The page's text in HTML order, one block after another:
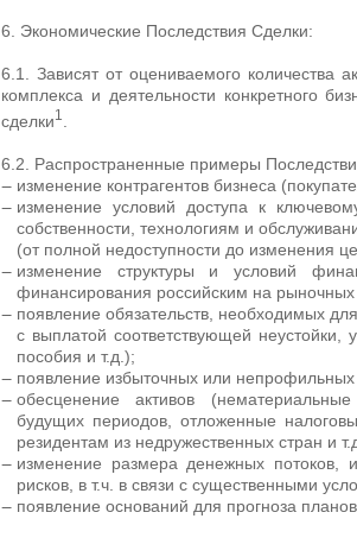
6. Экономические Последствия Сделки:
6.1. Зависят от оцениваемого количества
комплекса и деятельности конкретного
сделки1
6.2. Распространенные примеры
изменение контрагентов бизнеса
изменение условий доступа к
собственности, технологиям и
(от полной недоступности до изменения
изменение структуры и условий
финансирования российским на рыночных
появление обязательств, необходимых
с выплатой соответствующей неустойки,
пособия и т.д.);
появление избыточных или непрофильных
обесценение активов
будущих периодов, отложенные
резидентам из недружественных стран и
изменение размера денежных
рисков, в т.ч. в связи с существенными
появление оснований для прогноза